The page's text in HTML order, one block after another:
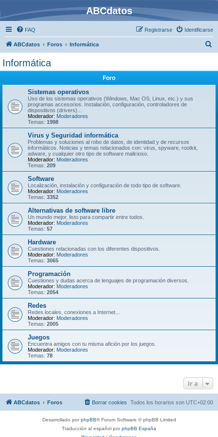
ABCdatos
FAQ Identificarse
Registrarse
ABCdatos Foros Informática
Informática
Foro
Sistemas operativos
Uso de los sistemas operativos (Windows, Mac OS, Linux, etc.) y sus
programas accesorios. Instalación, configuración, controladores de
dispositivos (drivers)...
Moderador: Moderadores
Temas: 1998
Virus y Seguridad informática
Problemas y soluciones al robo de datos, de identidad y de recursos
informáticos. Noticias y temas relacionados con: virus, spyware, rootkit,
adware, y cualquier otro tipo de software malicioso.
Moderador: Moderadores
Temas: 209
Software
Localización, instalación y configuración de todo tipo de software.
Moderador: Moderadores
Temas: 3352
Alternativas de software libre
Un mundo mejor, listo para compartir entre todos.
Moderador: Moderadores
Temas: 57
Hardware
Cuestiones relacionadas con los diferentes dispositivos.
Moderador: Moderadores
Temas: 3065
Programación
Cuestiones y dudas acerca de lenguajes de programación diversos.
Moderador: Moderadores
Temas: 2054
Redes
Redes locales, conexiones a Internet...
Moderador: Moderadores
Temas: 2005
Juegos
Encuentra amigos con tu misma afición por los juegos.
Moderador: Moderadores
Temas: 78
Ir a
ABCdatos Foros Todos los horarios son UTC+02:00
Borrar cookies
Desarrollado porphpBB® Forum Software © phpBB Limited
Traducción al español porphpBB España